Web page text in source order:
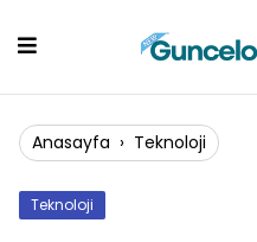
Anasayfa › Teknoloji
Teknoloji